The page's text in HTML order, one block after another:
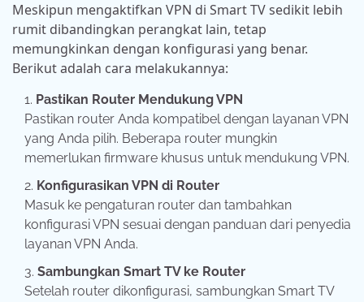
Meskipun mengaktifkan VPN di Smart TV sedikit lebih
rumit dibandingkan perangkat lain, tetap
memungkinkan dengan konfigurasi yang benar.
Berikut adalah cara melakukannya:
Pastikan Router Mendukung VPN
Pastikan router Anda kompatibel dengan layanan VPN
yang Anda pilih. Beberapa router mungkin
memerlukan firmware khusus untuk mendukung VPN.
Konfigurasikan VPN di Router
Masuk ke pengaturan router dan tambahkan
konfigurasi VPN sesuai dengan panduan dari penyedia
layanan VPN Anda.
Sambungkan Smart TV ke Router
Setelah router dikonfigurasi, sambungkan Smart TV